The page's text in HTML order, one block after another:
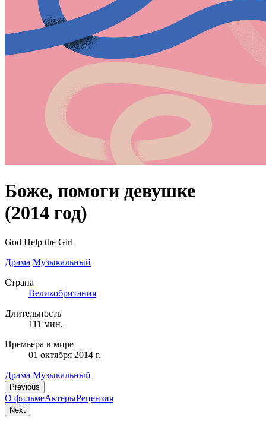
Боже, помоги девушке
(2014 год)
God Help the Girl
Драма Музыкальный
Страна
Великобритания
Длительность
111 мин.
Премьера в мире
01 октября 2014 г.
Драма Музыкальный
Previous
О фильмеАктерыРецензия
Next